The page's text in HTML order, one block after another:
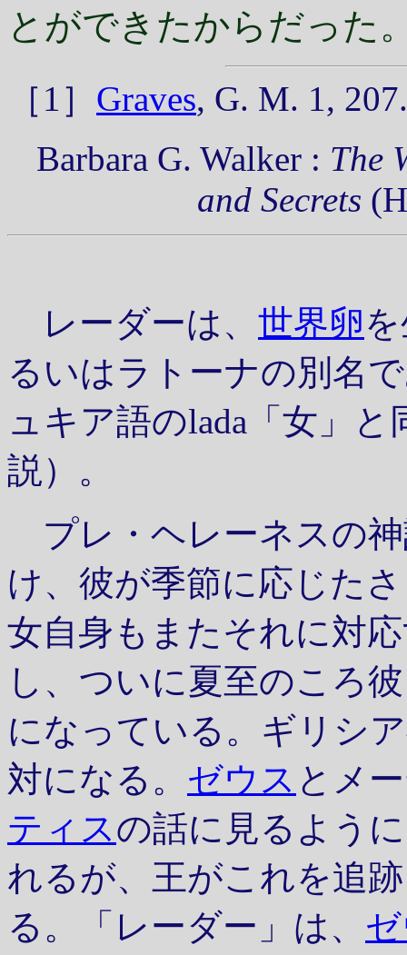
とができたからだった
［1］ Graves, G. M. 1, 207.
Barbara G. Walker : The
and Secrets
レーダーは、 世界卵
るいはラトーナの別名
ュキア語のlada「女」
説）。
プレ・ヘレーネスの
け、彼が季節に応じた
女自身もまたそれに対
し、ついに夏至のころ
になっている。ギリシ
対になる。 ゼウス とメ
ティスの話に見るよう
れるが、王がこれを追
る。「レーダー」は、